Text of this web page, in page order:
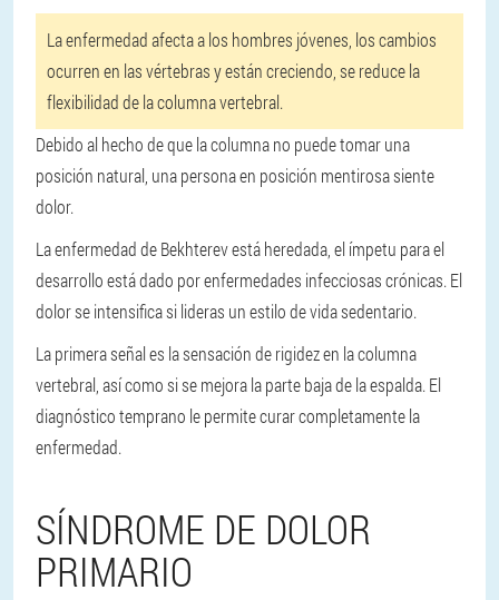
La enfermedad afecta a los hombres jóvenes, los cambios
ocurren en las vértebras y están creciendo, se reduce la
flexibilidad de la columna vertebral.
Debido al hecho de que la columna no puede tomar una
posición natural, una persona en posición mentirosa siente
dolor.
La enfermedad de Bekhterev está heredada, el ímpetu para el
desarrollo está dado por enfermedades infecciosas crónicas. El
dolor se intensifica si lideras un estilo de vida sedentario.
La primera señal es la sensación de rigidez en la columna
vertebral, así como si se mejora la parte baja de la espalda. El
diagnóstico temprano le permite curar completamente la
enfermedad.
SÍNDROME DE DOLOR
PRIMARIO